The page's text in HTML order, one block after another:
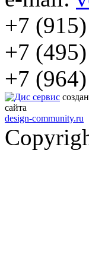
+7
+7
+7
сайта
design-community.ru